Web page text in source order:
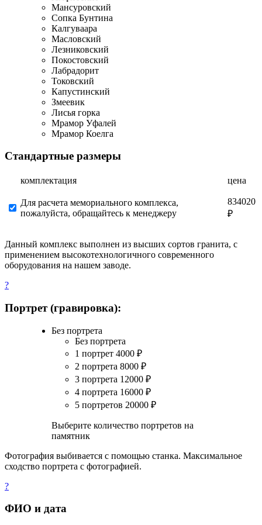
Мансуровский
Сопка Бунтина
Калгуваара
Масловский
Лезниковский
Покостовский
Лабрадорит
Токовский
Капустинский
Змеевик
Лисья горка
Мрамор Уфалей
Мрамор Коелга
Стандартные размеры
комплектация цена
Для расчета мемориального комплекса,
пожалуйста, обращайтесь к менеджеру
834020
₽
Данный комплекс выполнен из высших сортов гранита, с
применением высокотехнологичного современного
оборудования на нашем заводе.
?
Портрет (гравировка):
Без портрета
Без портрета
1 портрет 4000 ₽
2 портрета 8000 ₽
3 портрета 12000 ₽
4 портрета 16000 ₽
5 портретов 20000 ₽
Выберите количество портретов на
памятник
Фотография выбивается с помощью станка. Максимальное
сходство портрета с фотографией.
?
ФИО и дата